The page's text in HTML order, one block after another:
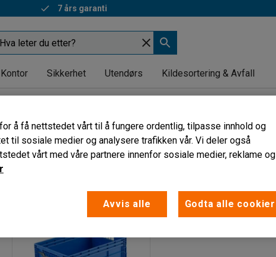
7 års garanti
Kontor Sikkerhet Utendørs Kildesortering & Avfall
Volum
å få nettstedet vårt til å fungere ordentlig, tilpasse innhold og
til sosiale medier og analysere trafikken vår. Vi deler også
vårt med våre partnere innenfor sosiale medier, reklame og
Avvis alle Godta alle cookier